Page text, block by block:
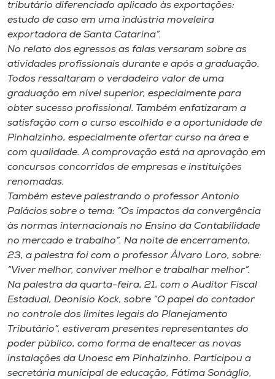
tributário diferenciado aplicado às exportações:
estudo de caso em uma indústria moveleira
exportadora de Santa Catarina”.
No relato dos egressos as falas versaram sobre as
atividades profissionais durante e após a graduação.
Todos ressaltaram o verdadeiro valor de uma
graduação em nível superior, especialmente para
obter sucesso profissional. Também enfatizaram a
satisfação com o curso escolhido e a oportunidade de
Pinhalzinho, especialmente ofertar curso na área e
com qualidade. A comprovação está na aprovação em
concursos concorridos de empresas e instituições
renomadas.
Também esteve palestrando o professor Antonio
Palácios sobre o tema: “Os impactos da convergência
às normas internacionais no Ensino da Contabilidade
no mercado e trabalho”. Na noite de encerramento,
23, a palestra foi com o professor Álvaro Loro, sobre:
“Viver melhor, conviver melhor e trabalhar melhor”.
Na palestra da quarta-feira, 21, com o Auditor Fiscal
Estadual, Deonisio Kock, sobre “O papel do contador
no controle dos limites legais do Planejamento
Tributário”, estiveram presentes representantes do
poder público, como forma de enaltecer as novas
instalações da Unoesc em Pinhalzinho. Participou a
secretária municipal de educação, Fátima Sonáglio,